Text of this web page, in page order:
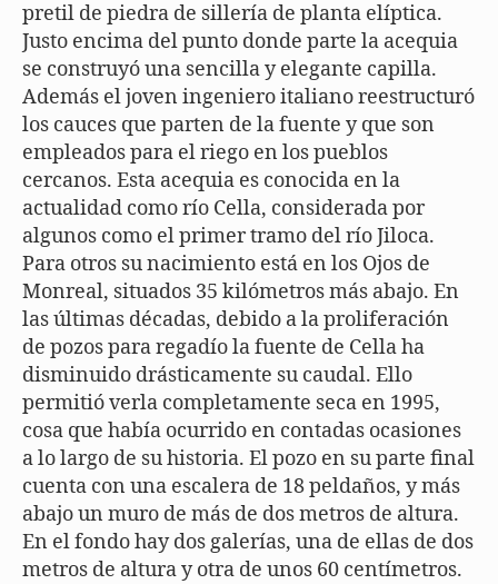
pretil de piedra de sillería de planta elíptica.
Justo encima del punto donde parte la acequia
se construyó una sencilla y elegante capilla.
Además el joven ingeniero italiano reestructuró
los cauces que parten de la fuente y que son
empleados para el riego en los pueblos
cercanos. Esta acequia es conocida en la
actualidad como río Cella, considerada por
algunos como el primer tramo del río Jiloca.
Para otros su nacimiento está en los Ojos de
Monreal, situados 35 kilómetros más abajo. En
las últimas décadas, debido a la proliferación
de pozos para regadío la fuente de Cella ha
disminuido drásticamente su caudal. Ello
permitió verla completamente seca en 1995,
cosa que había ocurrido en contadas ocasiones
a lo largo de su historia. El pozo en su parte final
cuenta con una escalera de 18 peldaños, y más
abajo un muro de más de dos metros de altura.
En el fondo hay dos galerías, una de ellas de dos
metros de altura y otra de unos 60 centímetros.